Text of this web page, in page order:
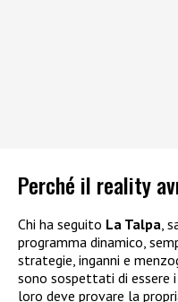
Perché il reality
Chi ha seguito La Talpa,
programma dinamico,
strategie, inganni e
sono sospettati di essere
loro deve provare la